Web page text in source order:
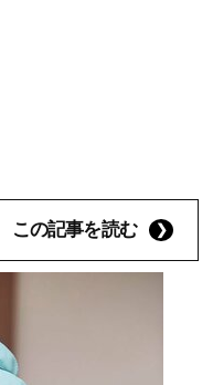
この記事を読む